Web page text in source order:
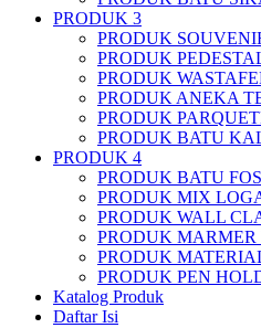
PRODUK 3
PRODUK
PRODUK
PRODUK
PRODUK ANEKA
PRODUK
PRODUK BATU
PRODUK 4
PRODUK BATU
PRODUK MIX
PRODUK WALL
PRODUK
PRODUK
PRODUK PEN
Katalog Produk
Daftar Isi